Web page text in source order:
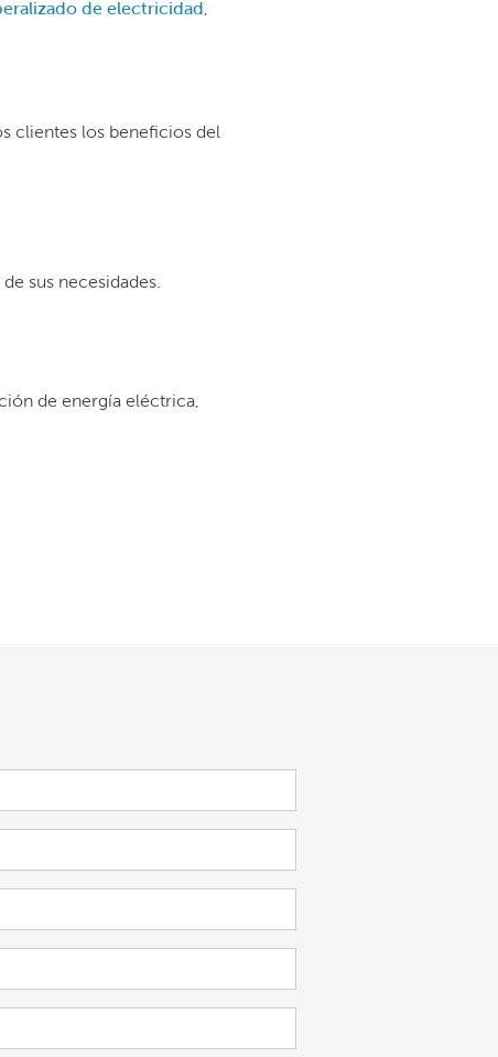
de electricidad ,
clientes los beneficios del
sus necesidades.
de energía eléctrica,